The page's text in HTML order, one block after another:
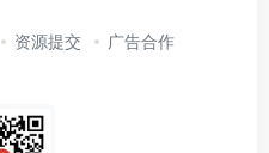
资源提交 广告合作